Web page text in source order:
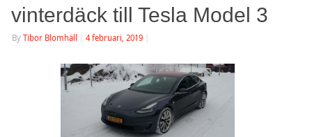
vinterdäck till Tesla Model 3
By Tibor Blomhäll 4 februari, 2019